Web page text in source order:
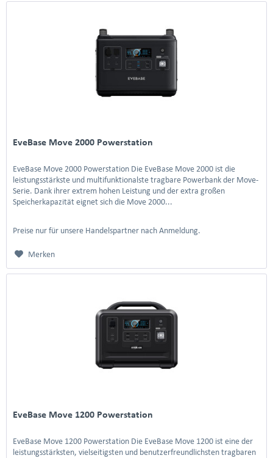
EveBase Move 2000 Powerstation
EveBase Move 2000 Powerstation Die EveBase Move 2000 ist die
leistungsstärkste und multifunktionalste tragbare Powerbank der Move-
Serie. Dank ihrer extrem hohen Leistung und der extra großen
Speicherkapazität eignet sich die Move 2000...
Preise nur für unsere Handelspartner nach Anmeldung.
Merken
EveBase Move 1200 Powerstation
EveBase Move 1200 Powerstation Die EveBase Move 1200 ist eine der
leistungsstärksten, vielseitigsten und benutzerfreundlichsten tragbaren